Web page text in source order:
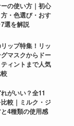
の使い方｜初心
・色選び・おす
選を解説
ップ特集！リッ
マスクからドー
ィントまで人気
がいい？全11
較｜ミルク・ジ
4種類の使用感